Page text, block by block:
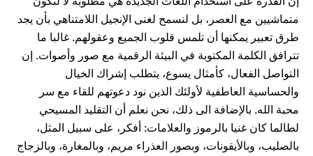
متماشيين مع العصر، بل لنسمح لغنى الإنجيل اللامتناهي بأن يجد
طرق تعبير يمكنها أن تلمس قلوب الجميع وعقولهم. غالبا ما
تترافق الكلمة المكتوبة في البيئة الرقمية مع صور وأصوات. إن
التواصل الفعال، كأمثال يسوع، يتطلب إشراك الخيال
والحساسية العاطفية لأولئك الذين نود دعوتهم للقاء مع سر
محبة الله. بالإضافة الى ذلك، نحن نعلم أن التقليد المسيحي
لطالما كان غنيا بالرموز والعلامات: أفكر، على سبيل المثل،
بالصليب، وبالأيقونات، وبصور العذراء مريم، وبالمغارة، وبالزجاج